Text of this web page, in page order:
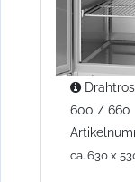
600 / 660
ca. 630 x